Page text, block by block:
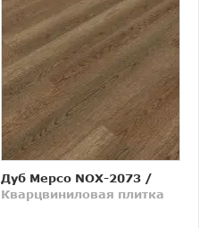
Дуб Мерсо NOX-2073/
Кварцвиниловая плитка